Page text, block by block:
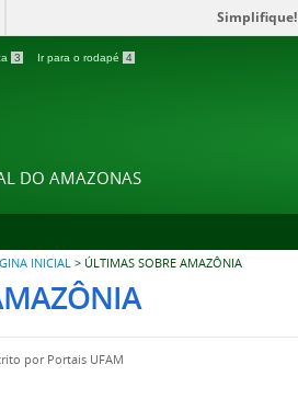
Simplifique!
3 Ir para o rodapé 4
DO AMAZONAS
INICIAL> ÚLTIMAS SOBRE AMAZÔNIA
por Portais UFAM